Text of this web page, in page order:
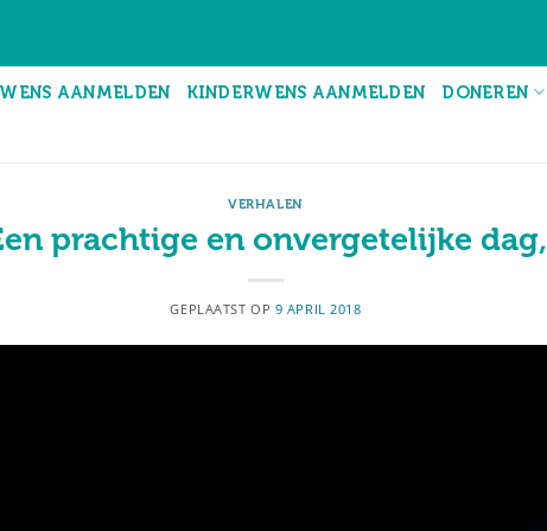
WENS AANMELDEN KINDERWENS AANMELDEN DONEREN
VERHALEN
prachtige en onvergetelijke dag,
GEPLAATST OP 9 APRIL 2018